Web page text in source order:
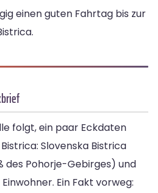
einen guten Fahrtag bis zur
folgt, ein paar Eckdaten
Slovenska Bistrica
des Pohorje-Gebirges) und
Ein Fakt vorweg: